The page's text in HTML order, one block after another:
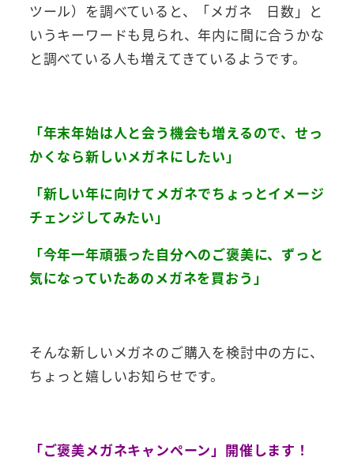
ツール）を調べていると、「メガネ 日数」と
いうキーワードも見られ、年内に間に合うかな
と調べている人も増えてきているようです。
「年末年始は人と会う機会も増えるので、せっ
かくなら新しいメガネにしたい」
「新しい年に向けてメガネでちょっとイメージ
チェンジしてみたい」
「今年一年頑張った自分へのご褒美に、ずっと
気になっていたあのメガネを買おう」
そんな新しいメガネのご購入を検討中の方に、
ちょっと嬉しいお知らせです。
「ご褒美メガネキャンペーン」開催します！